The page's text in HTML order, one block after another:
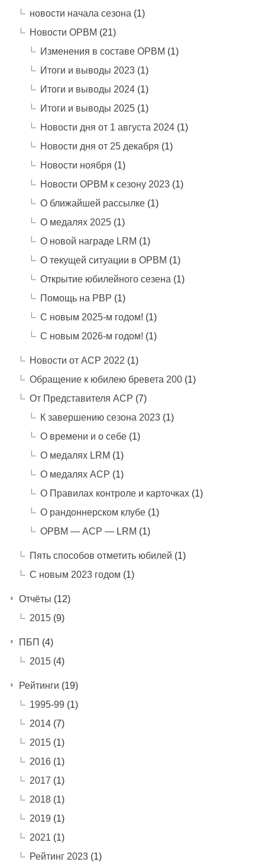
новости начала сезона (1)
Новости ОРВМ (21)
Изменения в составе ОРВМ (1)
Итоги и выводы 2023(1)
Итоги и выводы 2024(1)
Итоги и выводы 2025(1)
Новости дня от 1 августа 2024(1)
Новости дня от 25 декабря (1)
Новости ноября (1)
Новости ОРВМ к сезону 2023(1)
О ближайшей рассылке(1)
О медалях 2025(1)
О новой награде LRM (1)
О текущей ситуации в ОРВМ (1)
Открытие юбилейного сезена (1)
Помощь на РВР (1)
С новым 2025-м годом! (1)
С новым 2026-м годом! (1)
Новости от АСР 2022 (1)
Обращение к юбилею бревета 200(1)
От Представителя АСР (7)
К завершению сезона 2023(1)
О времени и о себе(1)
О медалях LRM (1)
О медалях АСР (1)
О Правилах контроле и карточках(1)
О рандоннерском клубе(1)
ОРВМ — АСР — LRM (1)
Пять способов отметить юбилей (1)
С новым 2023 годом (1)
Отчёты (12)
2015(9)
ПБП (4)
2015(4)
Рейтинги (19)
1995-99 (1)
2014(7)
2015(1)
2016(1)
2017 (1)
2018(1)
2019 (1)
2021 (1)
Рейтинг 2023(1)